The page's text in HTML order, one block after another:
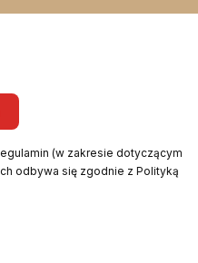
(w zakresie dotyczącym
odbywa się zgodnie z Polityką